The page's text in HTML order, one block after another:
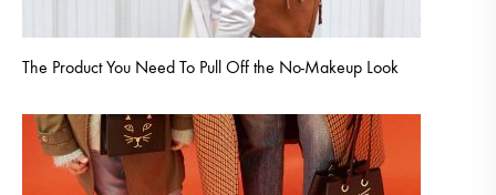
The Product You Need To Pull Off the No-Makeup Look